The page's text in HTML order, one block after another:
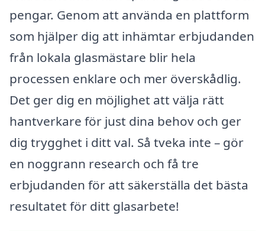
pengar. Genom att använda en plattform
som hjälper dig att inhämtar erbjudanden
från lokala glasmästare blir hela
processen enklare och mer överskådlig.
Det ger dig en möjlighet att välja rätt
hantverkare för just dina behov och ger
dig trygghet i ditt val. Så tveka inte – gör
en noggrann research och få tre
erbjudanden för att säkerställa det bästa
resultatet för ditt glasarbete!